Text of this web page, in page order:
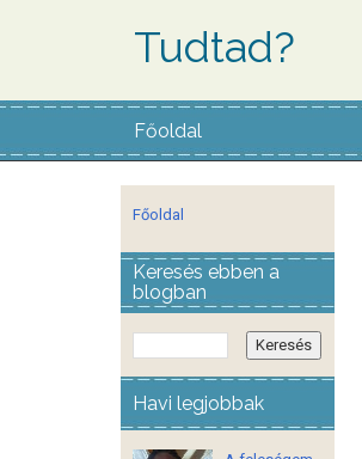
Tudtad?
Főoldal
Főoldal
Keresés ebben a
blogban
Havi legjobbak